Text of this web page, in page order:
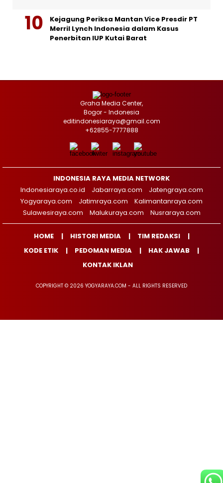
Kejagung Periksa Mantan Vice Presdir PT
Merril Lynch Indonesia dalam Kasus
Penerbitan IUP Kutai Barat
Graha Media Center,
Bogor - Indonesia
editindonesiaraya@gmail.com
+62855-7777888
INDONESIA RAYA MEDIA NETWORK
Indonesiaraya.co.id
Jabarraya.com
Jatengraya.com
Yogyaraya.com
Jatimraya.com
Kalimantanraya.com
Sulawesiraya.com
Malukuraya.com Nusraraya.com
HOME HISTORI MEDIA
TIM REDAKSI
KODE ETIK
PEDOMAN MEDIA
HAK JAWAB
KONTAK IKLAN
COPYRIGHT © 2026 YOGYARAYA.COM - ALL RIGHTS RESERVED